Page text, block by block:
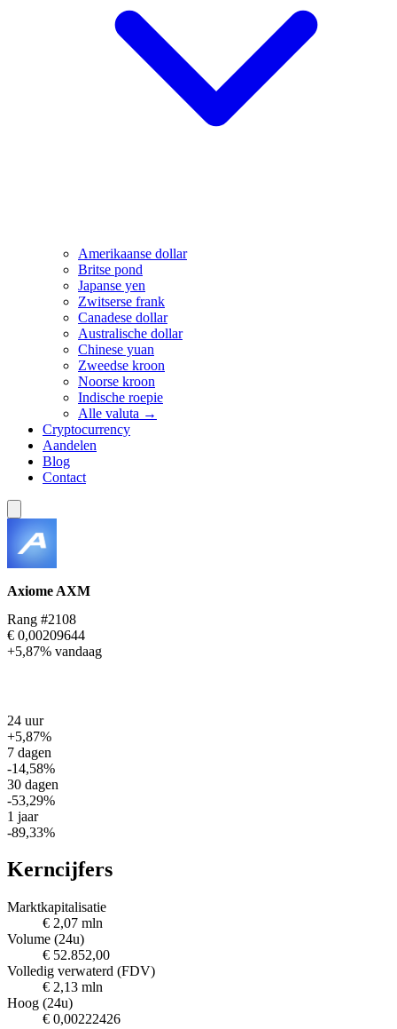
Amerikaanse dollar
Britse pond
Japanse yen
Zwitserse frank
Canadese dollar
Australische dollar
Chinese yuan
Zweedse kroon
Noorse kroon
Indische roepie
Alle valuta →
Cryptocurrency
Aandelen
Blog
Contact
Axiome AXM
Rang #2108
€ 0,00209644
+5,87% vandaag
24 uur
+5,87%
7 dagen
-14,58%
30 dagen
-53,29%
1 jaar
-89,33%
Kerncijfers
Marktkapitalisatie
€ 2,07 mln
Volume (24u)
€ 52.852,00
Volledig verwaterd (FDV)
€ 2,13 mln
Hoog (24u)
€ 0,00222426